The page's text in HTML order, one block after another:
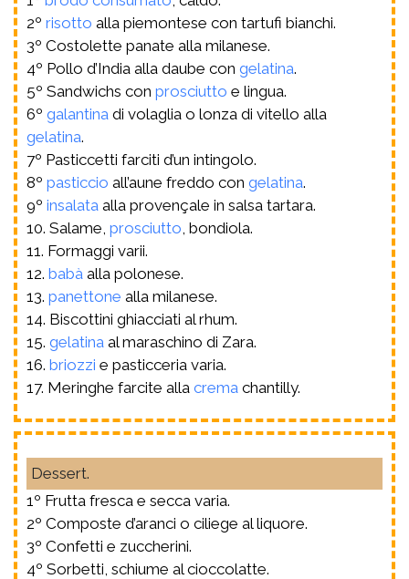
2º risotto alla piemontese con tartufi bianchi.
3º Costolette panate alla milanese.
4º Pollo d’India alla daube con gelatina.
5º Sandwichs con prosciutto e lingua.
6º galantina di volaglia o lonza di vitello alla
gelatina.
7º Pasticcetti farciti d’un intingolo.
8º pasticcio all’aune freddo con gelatina.
9º insalata alla provençale in salsa tartara.
10. Salame, prosciutto , bondiola.
11. Formaggi varii.
12. babà alla polonese.
13. panettone alla milanese.
14. Biscottini ghiacciati al rhum.
15. gelatina al maraschino di Zara.
16. briozzi e pasticceria varia.
17. Meringhe farcite alla crema chantilly.
Dessert.
1º Frutta fresca e secca varia.
2º Composte d’aranci o ciliege al liquore.
3º Confetti e zuccherini.
4º Sorbetti, schiume al cioccolatte.